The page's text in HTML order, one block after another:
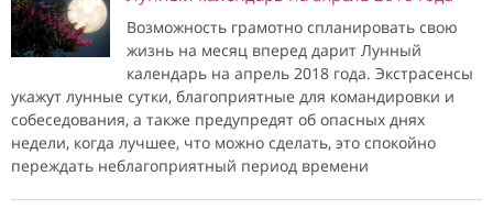
Возможность грамотно спланировать свою
жизнь на месяц вперед дарит Лунный
календарь на апрель 2018 года. Экстрасенсы
укажут лунные сутки, благоприятные для командировки и
собеседования, а также предупредят об опасных днях
недели, когда лучшее, что можно сделать, это спокойно
переждать неблагоприятный период времени